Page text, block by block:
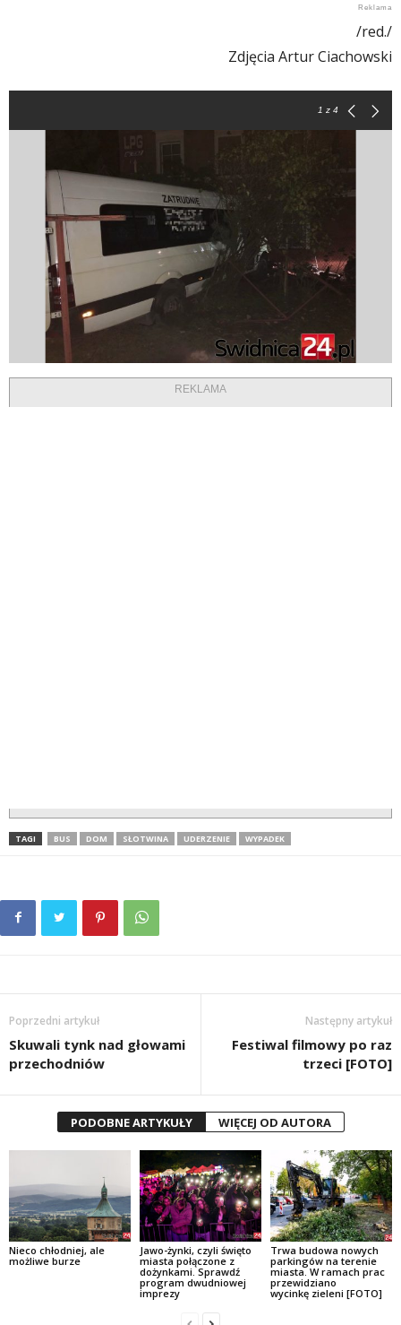
/red./
Zdjęcia Artur Ciachowski
1 z 4
REKLAMA
TAGI BUS DOM SŁOTWINA UDERZENIE WYPADEK
Poprzedni artykuł
Skuwali tynk nad głowami
przechodniów
Następny artykuł
Festiwal filmowy po raz
trzeci [FOTO]
PODOBNE ARTYKUŁY WIĘCEJ OD AUTORA
Nieco chłodniej, ale
możliwe burze
Jawo-żynki, czyli święto
miasta połączone z
dożynkami. Sprawdź
program dwudniowej
imprezy
Trwa budowa nowych
parkingów na terenie
miasta. W ramach prac
przewidziano
wycinkę zieleni [FOTO]